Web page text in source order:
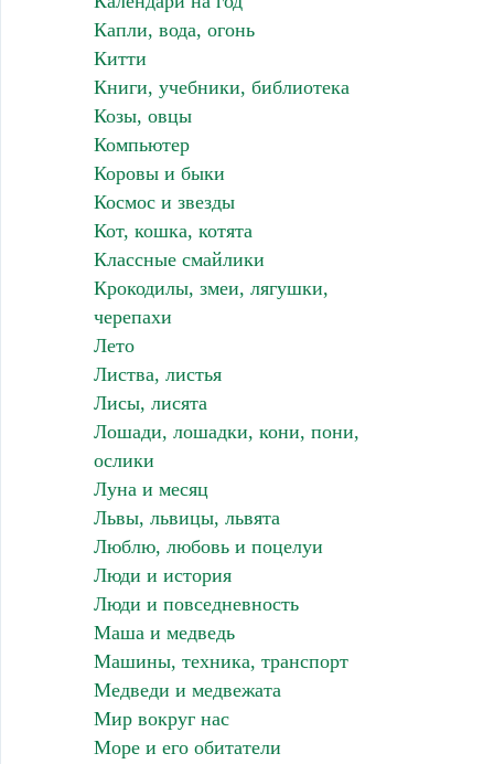
Капли, вода, огонь
Китти
Книги, учебники, библиотека
Козы, овцы
Компьютер
Коровы и быки
Космос и звезды
Кот, кошка, котята
Классные смайлики
Крокодилы, змеи, лягушки,
черепахи
Лето
Листва, листья
Лисы, лисята
Лошади, лошадки, кони, пони,
ослики
Луна и месяц
Львы, львицы, львята
Люблю, любовь и поцелуи
Люди и история
Люди и повседневность
Маша и медведь
Машины, техника, транспорт
Медведи и медвежата
Мир вокруг нас
Море и его обитатели